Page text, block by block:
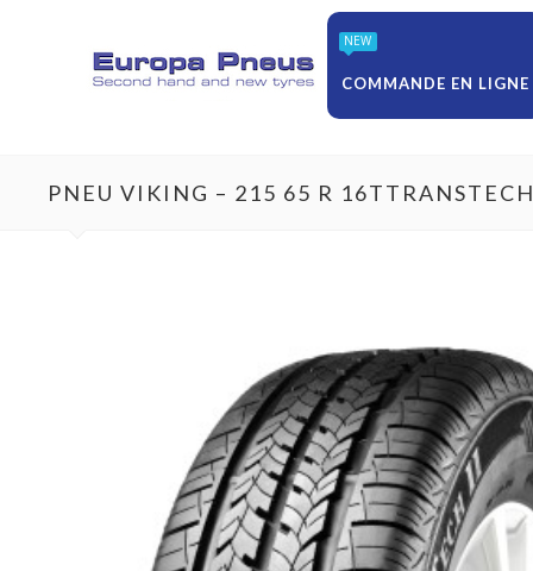
NEW
COMMANDE EN LIGNE
PNEU VIKING – 215 65 R